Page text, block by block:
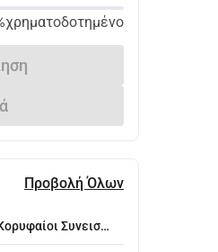
χρηματοδοτημένο
Προβολή Όλων
Συνεισφέροντες